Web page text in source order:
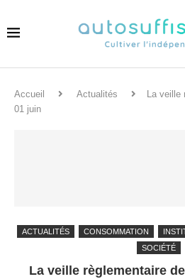
Accueil Actualités
La veille
01 juin
ACTUALITÉS CONSOMMATION
SOCIÉTÉ
La veille règlementaire